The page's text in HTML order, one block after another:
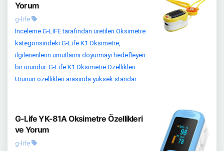
Yorum
g-life
İnceleme G-LIFE tarafından üretilen Oksimetre
kategorisindeki G-Life K1 Oksimetre,
ilgilenenlerin umutlarını doyurmayı hedefleyen
bir üründür. G-Life K1 Oksimetre Özellikleri
Ürünün özellikleri arasında yüksek standar...
G-Life YK-81A Oksimetre Özellikleri
ve Yorum
g-life